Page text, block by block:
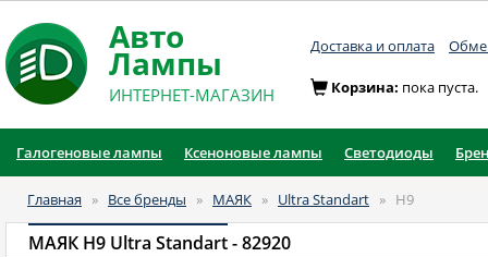
Авто
Лампы
ИНТЕРНЕТ-МАГАЗИН
Доставка и оплата
Корзина: пока пуста.
Галогеновые лампы Ксеноновые лампы Светодиоды
Главная » Все бренды » МАЯК » Ultra Standart » H9
МАЯК H9 Ultra Standart- 82920